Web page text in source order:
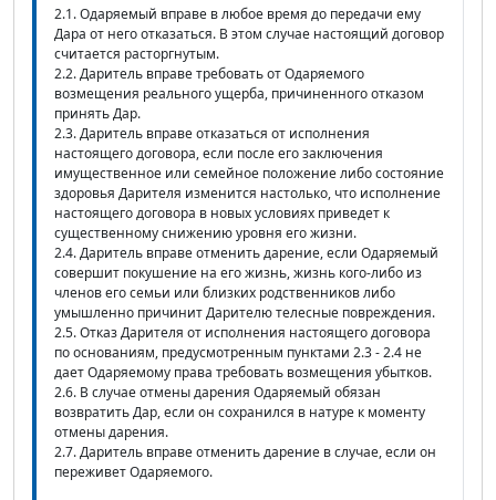
2.1. Одаряемый вправе в любое время до передачи ему
Дара от него отказаться. В этом случае настоящий договор
считается расторгнутым.
2.2. Даритель вправе требовать от Одаряемого
возмещения реального ущерба, причиненного отказом
принять Дар.
2.3. Даритель вправе отказаться от исполнения
настоящего договора, если после его заключения
имущественное или семейное положение либо состояние
здоровья Дарителя изменится настолько, что исполнение
настоящего договора в новых условиях приведет к
существенному снижению уровня его жизни.
2.4. Даритель вправе отменить дарение, если Одаряемый
совершит покушение на его жизнь, жизнь кого-либо из
членов его семьи или близких родственников либо
умышленно причинит Дарителю телесные повреждения.
2.5. Отказ Дарителя от исполнения настоящего договора
по основаниям, предусмотренным пунктами 2.3 - 2.4 не
дает Одаряемому права требовать возмещения убытков.
2.6. В случае отмены дарения Одаряемый обязан
возвратить Дар, если он сохранился в натуре к моменту
отмены дарения.
2.7. Даритель вправе отменить дарение в случае, если он
переживет Одаряемого.